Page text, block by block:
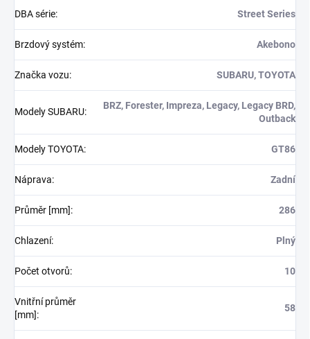
DBA série: Street Series
Brzdový systém: Akebono
Značka vozu: SUBARU, TOYOTA
Modely SUBARU:
BRZ, Forester, Impreza, Legacy, Legacy BRD,
Outback
Modely TOYOTA: GT86
Náprava: Zadní
Průměr [mm]: 286
Chlazení: Plný
Počet otvorů: 10
Vnitřní průměr
[mm]:
58